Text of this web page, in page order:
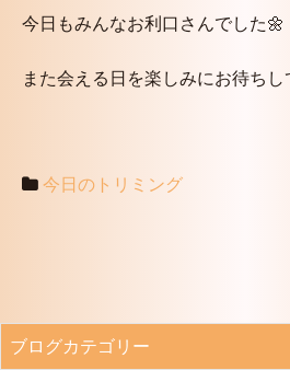
今日もみんなお利口さんでした🌼
また会える日を楽しみにお待ちし
今日のトリミング
ブログカテゴリー